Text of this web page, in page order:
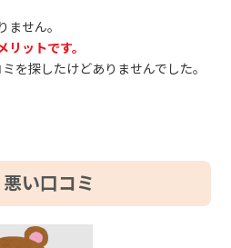
せん。
ットです。
を探したけどありませんでした。
い口コミ